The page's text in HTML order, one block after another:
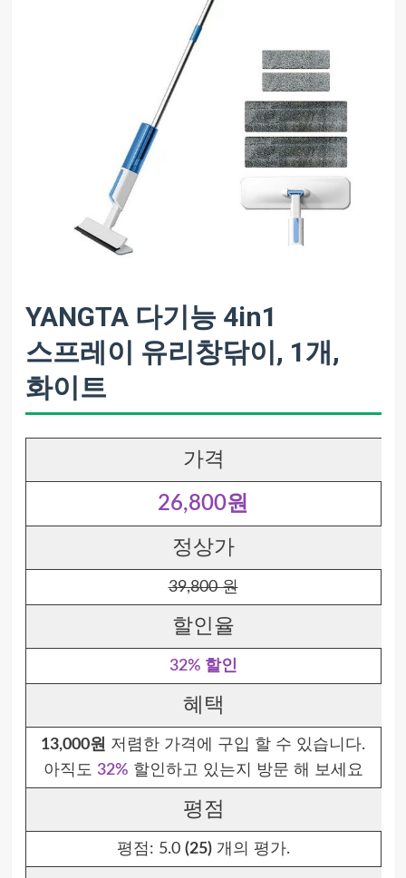
YANGTA 다기능 4in1
스프레이 유리창닦이, 1개,
화이트
가격
26,800원
정상가
39,800 원
할인율
32% 할인
혜택
13,000원 저렴한 가격에 구입 할 수 있습니다.
아직도 32% 할인하고 있는지 방문 해 보세요
평점
평점: 5.0 (25)개의 평가.